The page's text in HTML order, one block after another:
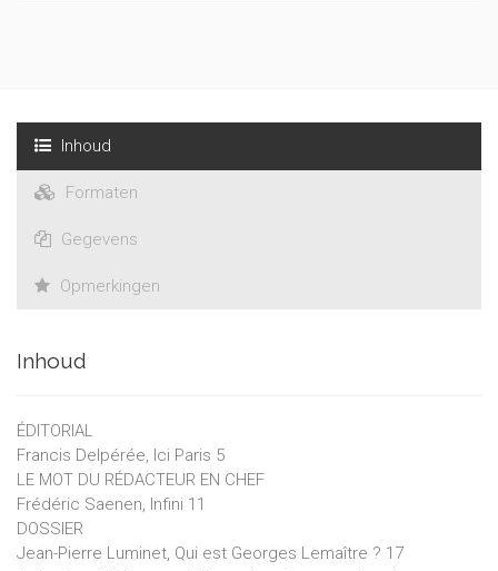
Inhoud
Formaten
Gegevens
Opmerkingen
Inhoud
ÉDITORIAL
Francis Delpérée, Ici Paris 5
LE MOT DU RÉDACTEUR EN CHEF
Frédéric Saenen, Infini 11
DOSSIER
Jean-Pierre Luminet, Qui est Georges Lemaître ? 17